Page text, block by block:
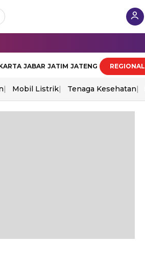
JABAR JATIM JATENG REGIONAL
Mobil Listrik Tenaga Kesehatan